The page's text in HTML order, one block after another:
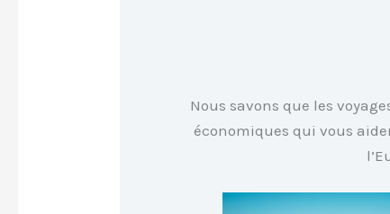
Nous savons que les
économiques qui vous